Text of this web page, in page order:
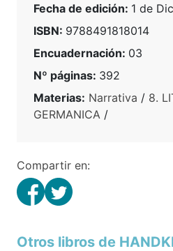
Fecha de edición: 1 de
ISBN: 9788491818014
Encuadernación: 03
Nº páginas: 392
Materias: Narrativa / 8.
GERMANICA /
Compartir en:
Otros libros de